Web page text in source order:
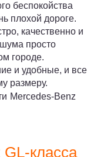
беспокойства
плохой дороге.
качественно и
просто
городе.
и удобные, и все
размеру.
Mercedes-Benz
класса